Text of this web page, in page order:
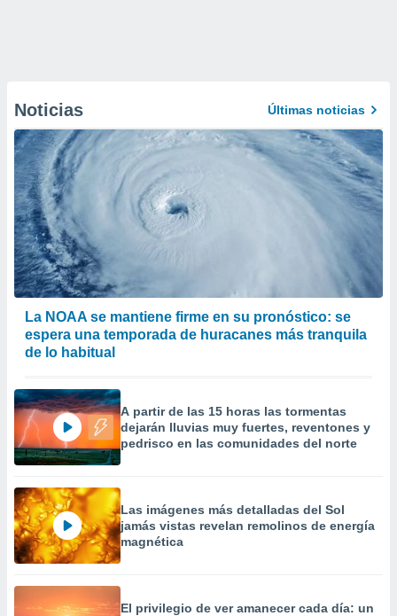
Noticias Últimas noticias
La NOAA se mantiene firme en su pronóstico: se
espera una temporada de huracanes más tranquila
de lo habitual
A partir de las 15 horas las tormentas
dejarán lluvias muy fuertes, reventones y
pedrisco en las comunidades del norte
Las imágenes más detalladas del Sol
jamás vistas revelan remolinos de energía
magnética
El privilegio de ver amanecer cada día: un